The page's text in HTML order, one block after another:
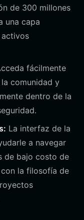
de 300 millones
una capa
activos
fácilmente
comunidad y
dentro de la
La interfaz de la
a navegar
de bajo costo de
la filosofía de